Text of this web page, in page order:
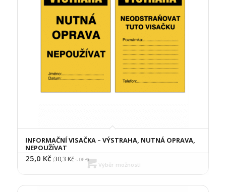
INFORMAČNÍ VISAČKA – VÝSTRAHA, NUTNÁ OPRAVA,
NEPOUŽÍVAT
25,0 Kč (30,3 Kčs DPH)
Výběr možností